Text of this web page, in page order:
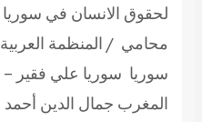
لحقوق الانسان في
محامي / المنظمة
سوريا سوريا علي فقير –
المغرب جمال الدين